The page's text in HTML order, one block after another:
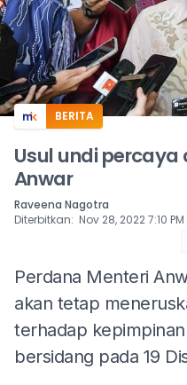
BERITA
Usul undi
Anwar
Raveena Nagotra
Diterbitkan: Nov 28, 2022 7:10 PM
Perdana Menteri
akan tetap
terhadap
bersidang pada 19